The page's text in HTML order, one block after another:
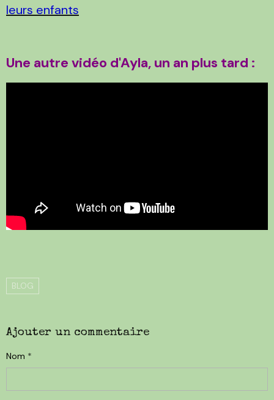
leurs enfants
Une autre vidéo d'Ayla, un an plus tard :
BLOG
Ajouter un commentaire
Nom